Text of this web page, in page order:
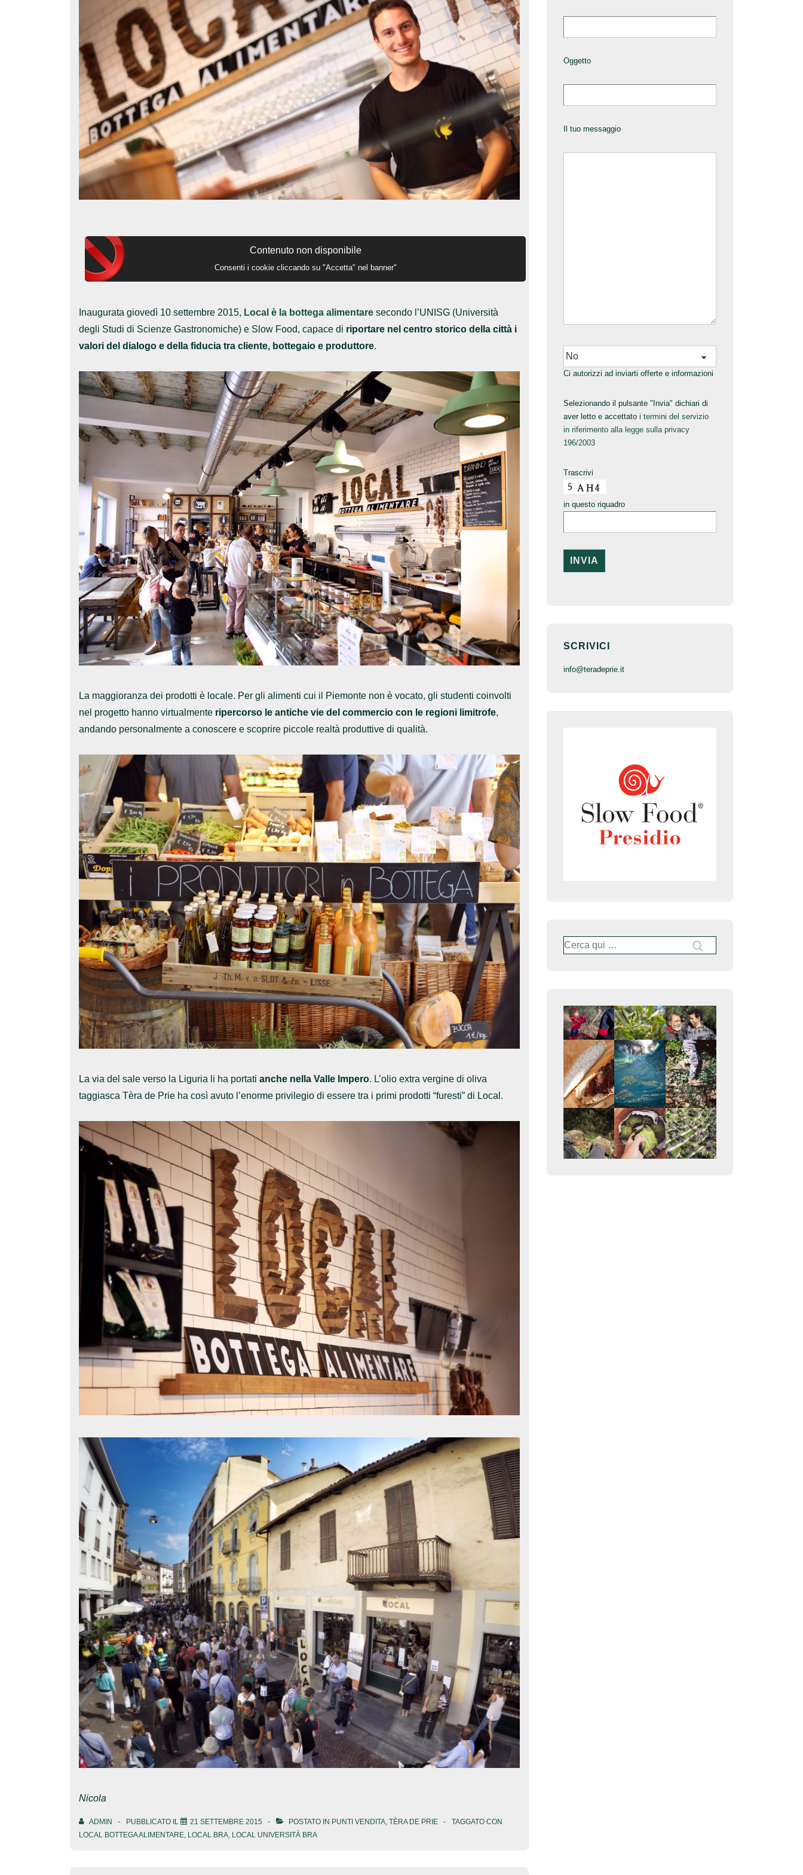
Contenuto non disponibile
Consenti i cookie cliccando su "Accetta" nel banner"
Inaugurata giovedì 10 settembre 2015, Local è la bottega alimentare secondo l’UNISG (Università
degli Studi di Scienze Gastronomiche) e Slow Food, capace di riportare nel centro storico della città i
valori del dialogo e della fiducia tra cliente, bottegaio e produttore.
La maggioranza dei prodotti è locale. Per gli alimenti cui il Piemonte non è vocato, gli studenti coinvolti
nel progetto hanno virtualmente ripercorso le antiche vie del commercio con le regioni limitrofe,
andando personalmente a conoscere e scoprire piccole realtà produttive di qualità.
La via del sale verso la Liguria li ha portati anche nella Valle Impero. L’olio extra vergine di oliva
taggiasca Tèra de Prie ha così avuto l’enorme privilegio di essere tra i primi prodotti “furesti” di Local.
Nicola
ADMIN PUBBLICATO IL 21 SETTEMBRE 2015 POSTATO IN PUNTI VENDITA, TÈRA DE PRIE
TAGGATO CON
LOCAL BOTTEGA ALIMENTARE, LOCAL BRA, LOCAL UNIVERSITÀ BRA
Oggetto
Il tuo messaggio
Ci autorizzi ad inviarti offerte e informazioni
Selezionando il pulsante "Invia" dichiari di
aver letto e accettato i termini del servizio
in riferimento alla legge sulla privacy
196/2003
Trascrivi
in questo riquadro
SCRIVICI
info@teradeprie.it
Cerca: